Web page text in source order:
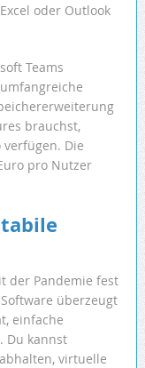
oder Outlook
Teams
brauchst,
Die
pro Nutzer
der Pandemie fest
überzeugt
einfache
Du kannst
virtuelle